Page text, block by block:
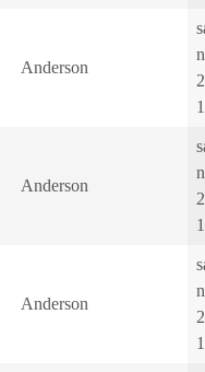
Anderson
Anderson
Anderson